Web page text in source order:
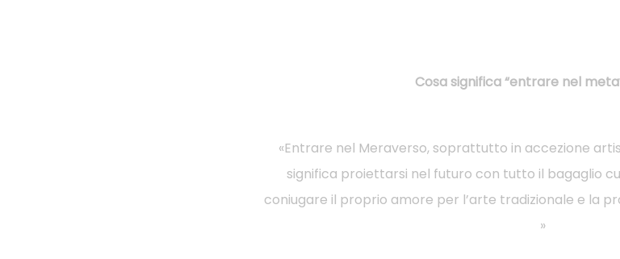
Cosa significa “entrare nel
«Entrare nel Meraverso, soprattutto in accezione
significa proiettarsi nel futuro con tutto il bagaglio
coniugare il proprio amore per l’arte tradizionale e la
»